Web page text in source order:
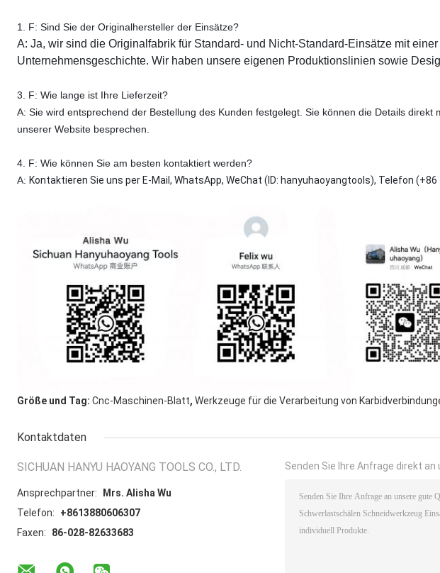
1. F: Sind Sie der Originalhersteller der Einsätze?
A: Ja, wir sind die Originalfabrik für Standard- und Nicht-Standard-Einsätze mit
Unternehmensgeschichte. Wir haben unsere eigenen Produktionslinien sowie
3. F: Wie lange ist Ihre Lieferzeit?
A: Sie wird entsprechend der Bestellung des Kunden festgelegt. Sie können die Details direkt
unserer Website besprechen.
4. F: Wie können Sie am besten kontaktiert werden?
A: Kontaktieren Sie uns per E-Mail, WhatsApp, WeChat (ID: hanyuhaoyangtools), Telefon
Größe und Tag: Cnc-Maschinen-Blatt, Werkzeuge für die Verarbeitung von
Kontaktdaten
SICHUAN HANYU HAOYANG TOOLS CO., LTD.
Ansprechpartner:
Mrs. Alisha Wu
Telefon:
+8613880606307
Faxen:
86-028-82633683
Senden Sie Ihre Anfrage direkt an